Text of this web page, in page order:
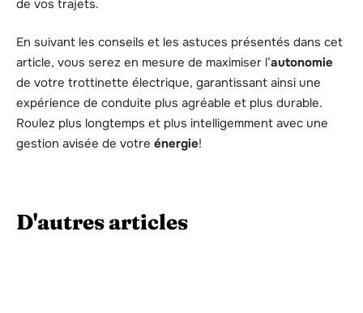
de vos trajets.
En suivant les conseils et les astuces présentés dans cet
article, vous serez en mesure de maximiser l’autonomie
de votre trottinette électrique, garantissant ainsi une
expérience de conduite plus agréable et plus durable.
Roulez plus longtemps et plus intelligemment avec une
gestion avisée de votre énergie!
D'autres articles